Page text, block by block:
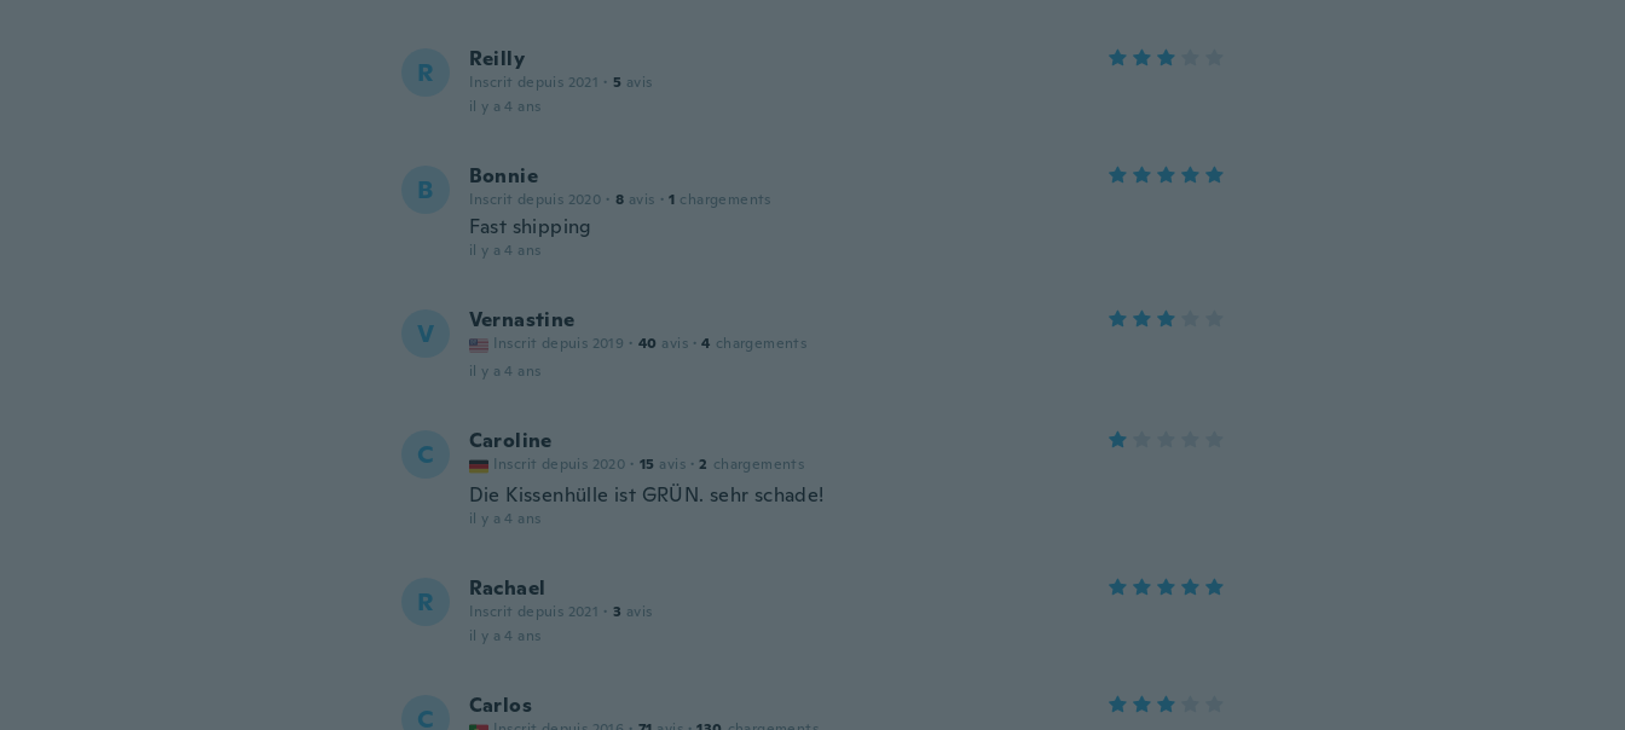
R Reilly
Inscrit depuis 2021 · 5 avis
il y a 4 ans
B Bonnie
Inscrit depuis 2020 · 8 avis · 1 chargements
Fast shipping
il y a 4 ans
V Vernastine
Inscrit depuis 2019 · 40 avis · 4 chargements
il y a 4 ans
C Caroline
Inscrit depuis 2020 · 15 avis · 2 chargements
Die Kissenhülle ist GRÜN. sehr schade!
il y a 4 ans
R Rachael
Inscrit depuis 2021 · 3 avis
il y a 4 ans
C Carlos